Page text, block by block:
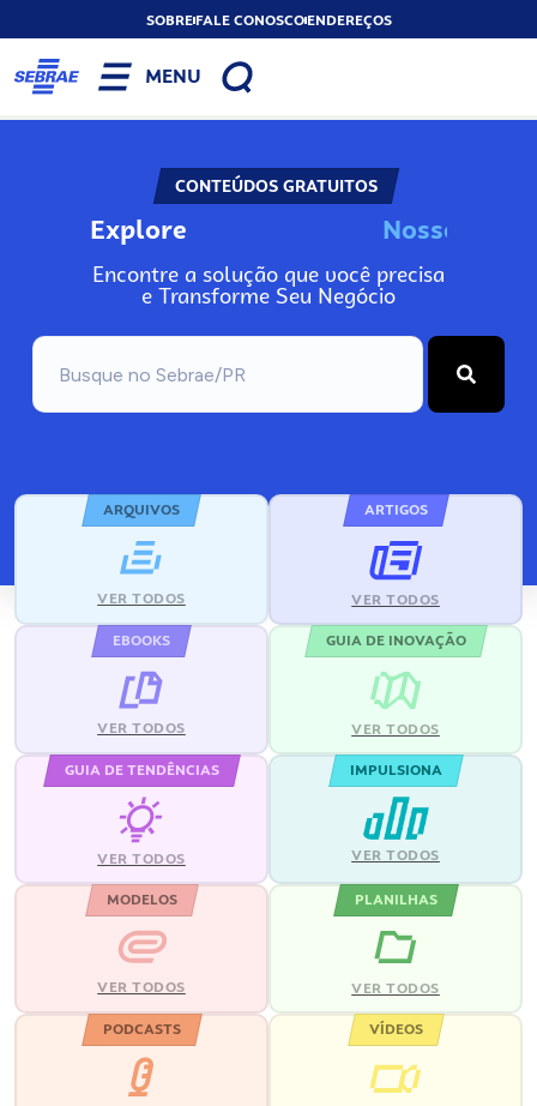
SOBREFALE CONOSCOENDEREÇOS
MENU
CONTEÚDOS GRATUITOS
Explore No
Encontre a solução que você precisa
e Transforme Seu Negócio
ARQUIVOS
VER TODOS
ARTIGOS
VER TODOS
EBOOKS
VER TODOS
GUIA DE INOVAÇÃO
VER TODOS
GUIA DE TENDÊNCIAS
VER TODOS
IMPULSIONA
VER TODOS
MODELOS
VER TODOS
PLANILHAS
VER TODOS
PODCASTS VÍDEOS